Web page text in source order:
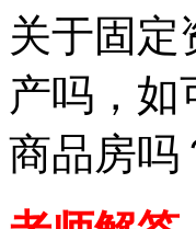
关于固定
产吗，如
商品房吗